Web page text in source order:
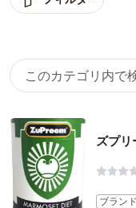
ズプリ
ブランド